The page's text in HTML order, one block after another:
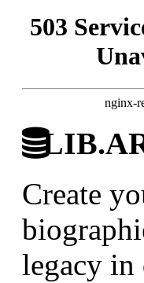
503
nginx-
Create
legacy